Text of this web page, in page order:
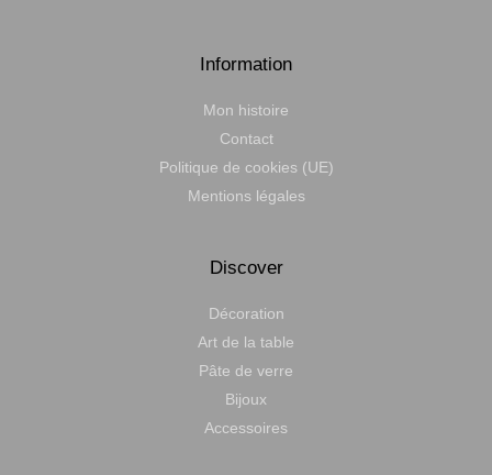
Information
Mon histoire
Contact
Politique de cookies (UE)
Mentions légales
Discover
Décoration
Art de la table
Pâte de verre
Bijoux
Accessoires